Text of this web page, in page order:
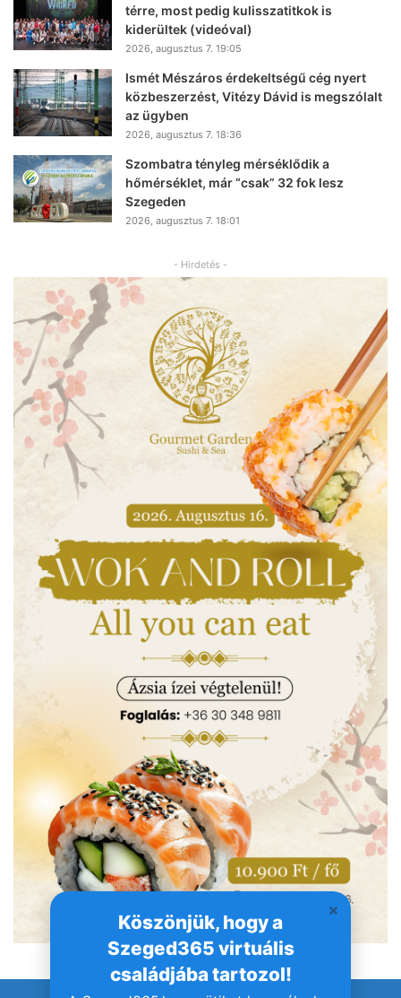
Köszönjük, hogy a
Szeged365 virtuális
családjába tartozol!
térre, most pedig kulisszatitkok is
kiderültek (videóval)
2026, augusztus 7. 19:05
Ismét Mészáros érdekeltségű cég nyert
közbeszerzést, Vitézy Dávid is megszólalt
az ügyben
2026, augusztus 7. 18:36
Szombatra tényleg mérséklődik a
hőmérséklet, már “csak” 32 fok lesz
Szegeden
2026, augusztus 7. 18:01
- Hirdetés -